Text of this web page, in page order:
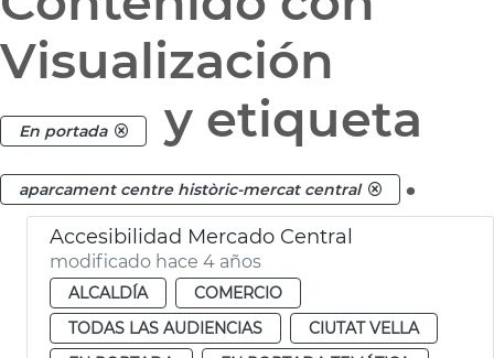
Visualización
En portada y etiqueta
aparcament centre històric-mercat central .
Accesibilidad Mercado Central
modificado hace 4 años
ALCALDÍA
COMERCIO
TODAS LAS AUDIENCIAS
CIUTAT VELLA